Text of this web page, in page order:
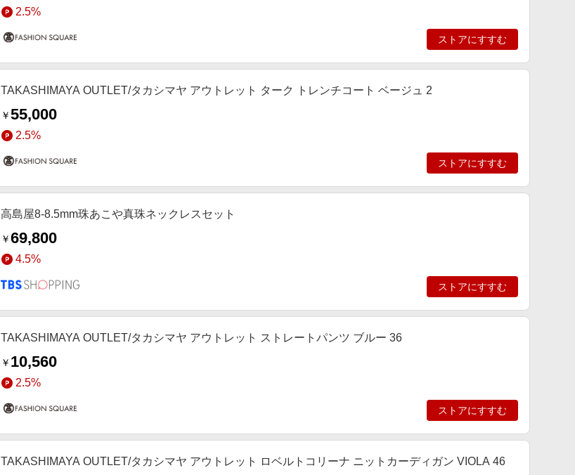
2.5%
ストアにすすむ
TAKASHIMAYA OUTLET/タカシマヤ アウトレット ターク トレンチコート ベージュ 2
￥55,000
2.5%
ストアにすすむ
高島屋8-8.5mm珠あこや真珠ネックレスセット
￥69,800
4.5%
ストアにすすむ
TAKASHIMAYA OUTLET/タカシマヤ アウトレット ストレートパンツ ブルー 36
￥ 10,560
2.5%
ストアにすすむ
TAKASHIMAYA OUTLET/タカシマヤ アウトレット ロベルトコリーナ ニットカーディガン VIOLA 46